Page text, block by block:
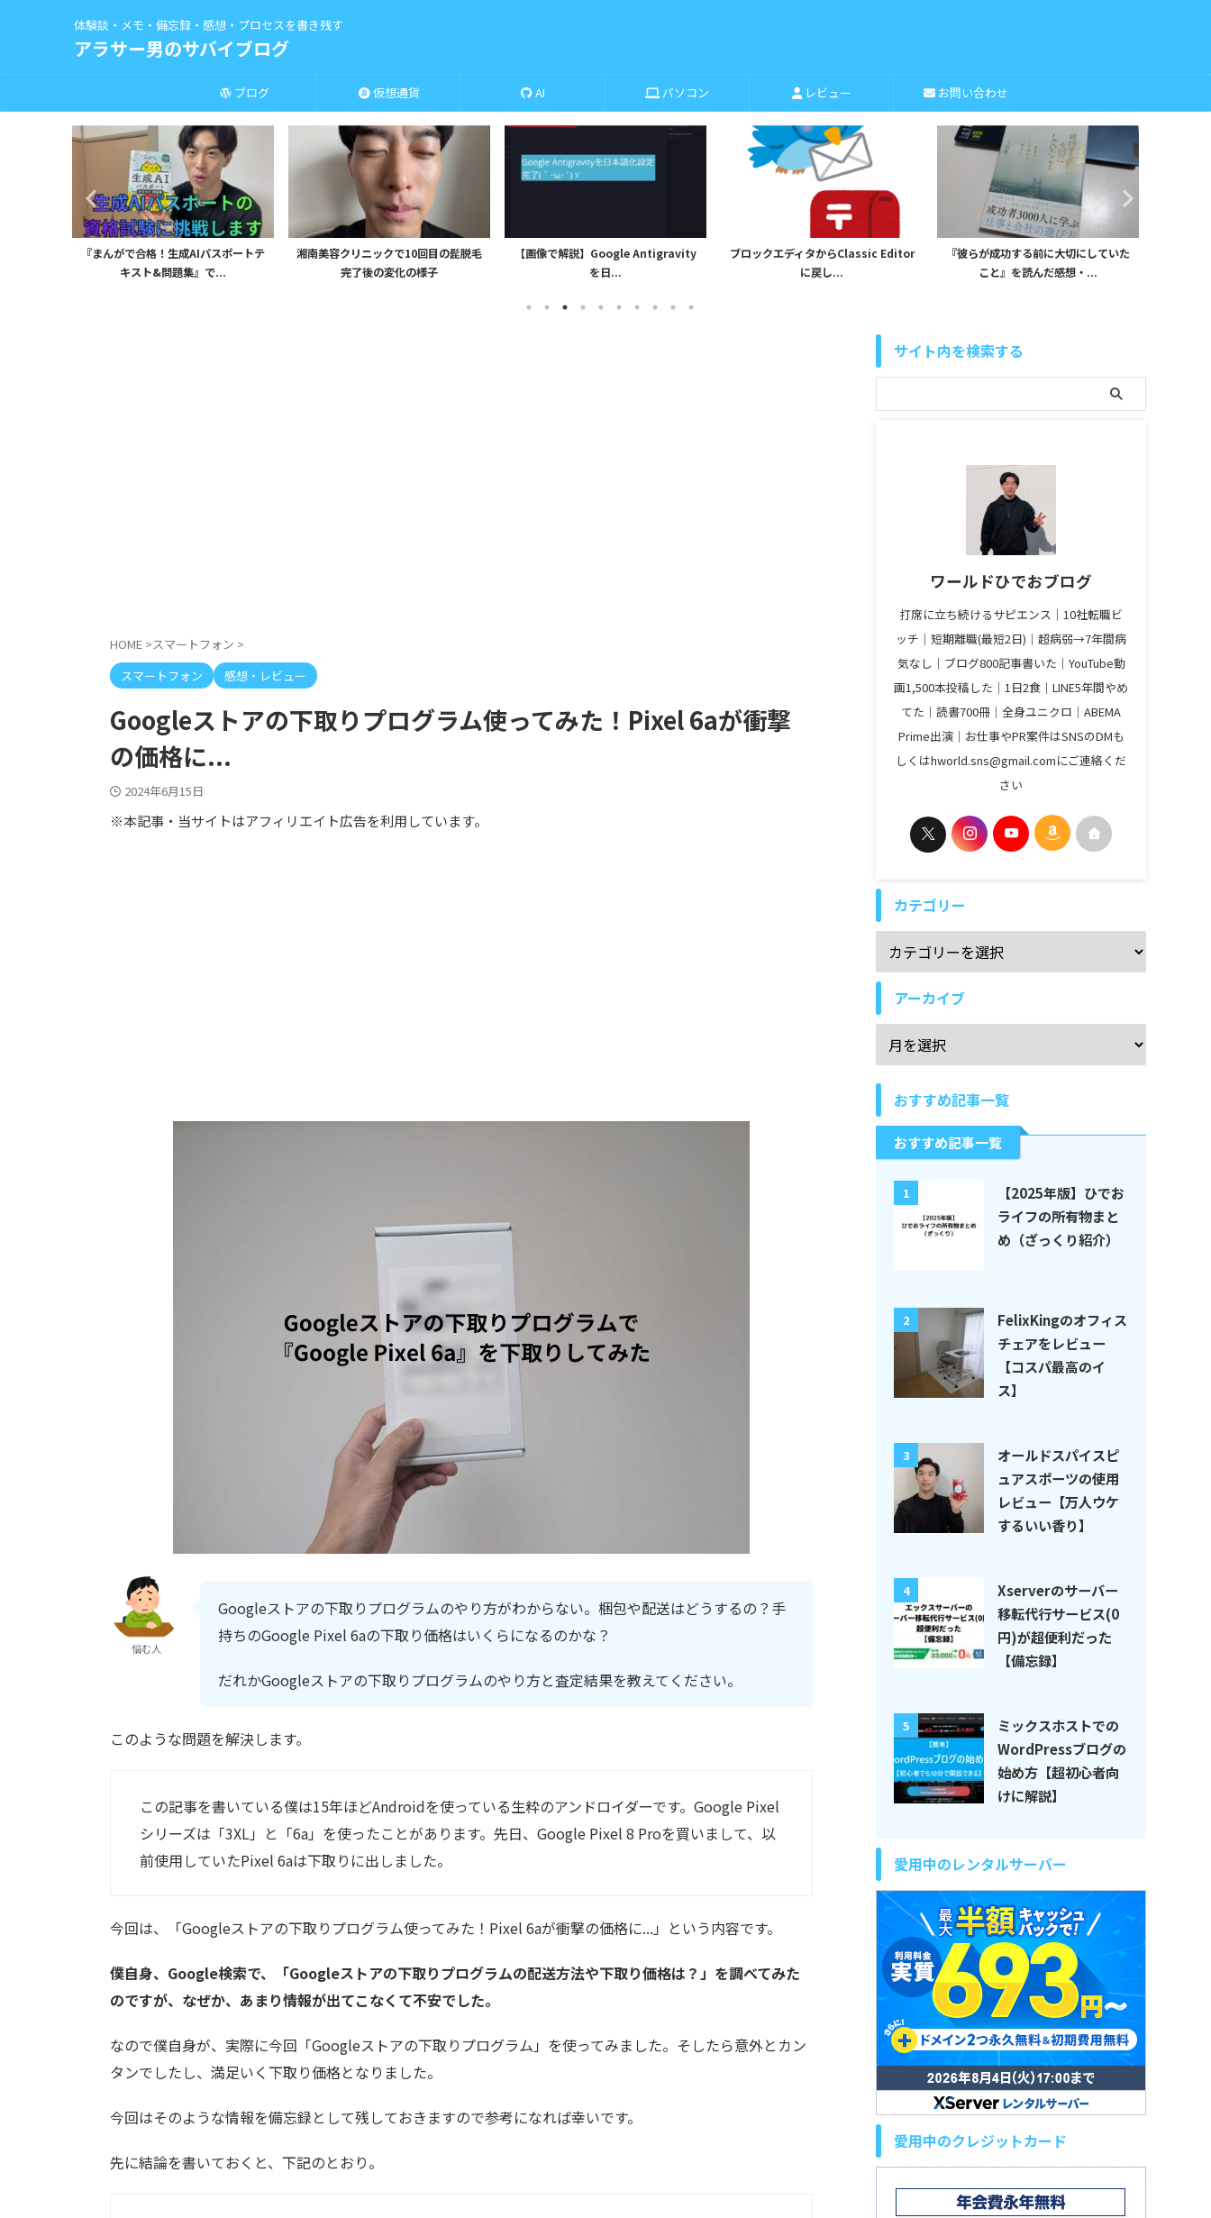
体験談・メモ・備忘録・感想・プロセスを書き残す
アラサー男のサバイブログ
ブログ 仮想通貨 AI パソコン レビュー お問い合わせ
『まんがで合格！生成AIパスポートテ
キスト&問題集』で...
湘南美容クリニックで10回目の髭脱毛
完了後の変化の様子
【画像で解説】Google Antigravity
を日...
ブロックエディタからClassic Editor
に戻し...
『彼らが成功する前に大切にしていた
こと』を読んだ感想・...
HOME >スマートフォン >
スマートフォン
感想・レビュー
Googleストアの下取りプログラム使ってみた！Pixel 6aが衝撃
の価格に...
2024年6月15日
※本記事・当サイトはアフィリエイト広告を利用しています。
悩む人
Googleストアの下取りプログラムのやり方がわからない。梱包や配送はどうするの？手
持ちのGoogle Pixel 6aの下取り価格はいくらになるのかな？
だれかGoogleストアの下取りプログラムのやり方と査定結果を教えてください。
このような問題を解決します。
この記事を書いている僕は15年ほどAndroidを使っている生粋のアンドロイダーです。Google Pixel
シリーズは「3XL」と「6a」を使ったことがあります。先日、Google Pixel 8 Proを買いまして、以
前使用していたPixel 6aは下取りに出しました。
今回は、「Googleストアの下取りプログラム使ってみた！Pixel 6aが衝撃の価格に...」という内容です。
僕自身、Google検索で、「Googleストアの下取りプログラムの配送方法や下取り価格は？」を調べてみた
のですが、なぜか、あまり情報が出てこなくて不安でした。
なので僕自身が、実際に今回「Googleストアの下取りプログラム」を使ってみました。そしたら意外とカン
タンでしたし、満足いく下取り価格となりました。
今回はそのような情報を備忘録として残しておきますので参考になれば幸いです。
先に結論を書いておくと、下記のとおり。
サイト内を検索する
ワールドひでおブログ
打席に立ち続けるサピエンス│10社転職ビ
ッチ│短期離職(最短2日)│超病弱→7年間病
気なし│ブログ800記事書いた│YouTube動
画1,500本投稿した│1日2食│LINE5年間やめ
てた│読書700冊│全身ユニクロ│ABEMA
Prime出演│お仕事やPR案件はSNSのDMも
しくはhworld.sns@gmail.comにご連絡くだ
さい
カテゴリー
アーカイブ
おすすめ記事一覧
おすすめ記事一覧
1
【2025年版】ひでお
ライフの所有物まと
め（ざっくり紹介）
2
FelixKingのオフィス
チェアをレビュー
【コスパ最高のイ
ス】
3
オールドスパイスピ
ュアスポーツの使用
レビュー【万人ウケ
するいい香り】
4
Xserverのサーバー
移転代行サービス(0
円)が超便利だった
【備忘録】
5
ミックスホストでの
WordPressブログの
始め方【超初心者向
けに解説】
愛用中のレンタルサーバー
愛用中のクレジットカード